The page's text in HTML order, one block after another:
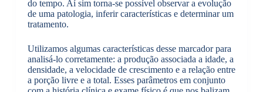
do tempo. Aí sim torna-se possível observar a evolução
de uma patologia, inferir características e determinar um
tratamento.
Utilizamos algumas características desse marcador para
analisá-lo corretamente: a produção associada a idade, a
densidade, a velocidade de crescimento e a relação entre
a porção livre e a total. Esses parâmetros em conjunto